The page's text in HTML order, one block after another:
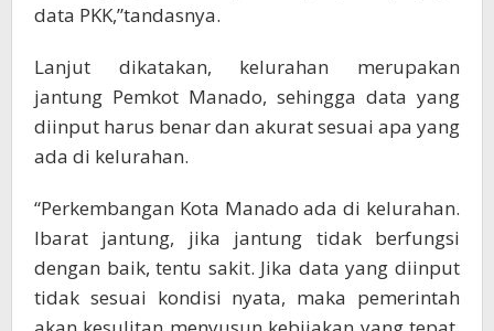
data PKK,”tandasnya.
Lanjut dikatakan, kelurahan merupakan
jantung Pemkot Manado, sehingga data yang
diinput harus benar dan akurat sesuai apa yang
ada di kelurahan.
“Perkembangan Kota Manado ada di kelurahan.
Ibarat jantung, jika jantung tidak berfungsi
dengan baik, tentu sakit. Jika data yang diinput
tidak sesuai kondisi nyata, maka pemerintah